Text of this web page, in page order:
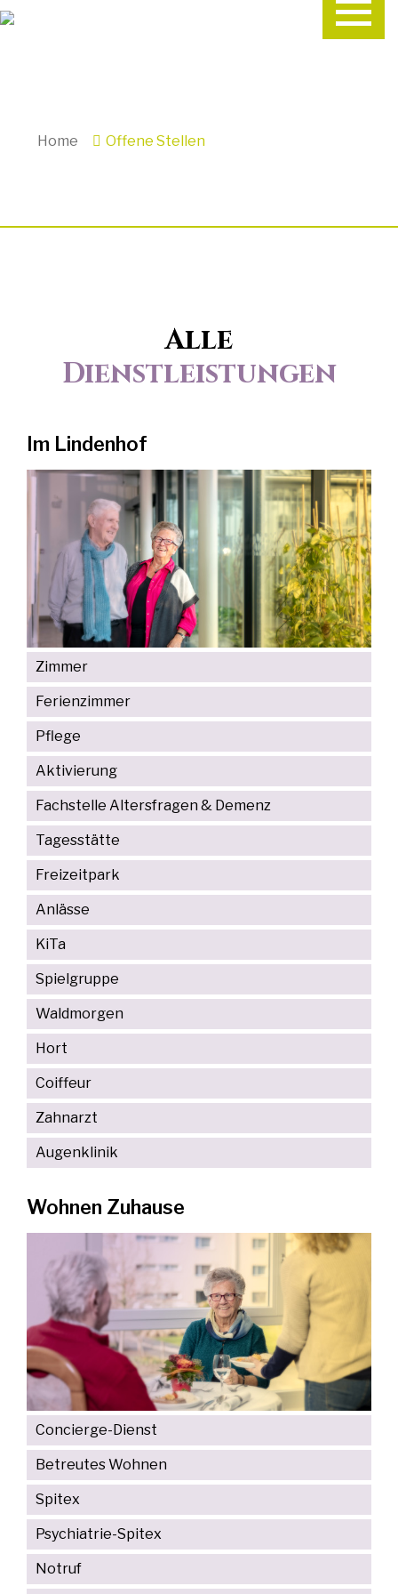
Home Offene Stellen
Alle
Dienstleistungen
Im Lindenhof
Zimmer
Ferienzimmer
Pflege
Aktivierung
Fachstelle Altersfragen & Demenz
Tagesstätte
Freizeitpark
Anlässe
KiTa
Spielgruppe
Waldmorgen
Hort
Coiffeur
Zahnarzt
Augenklinik
Wohnen Zuhause
Concierge-Dienst
Betreutes Wohnen
Spitex
Psychiatrie-Spitex
Notruf